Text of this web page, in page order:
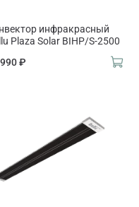
инфракрасный
Plaza Solar BIHP/S-2500
₽